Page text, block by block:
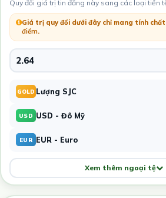
Quy đổi giá trị tin đăng này sang các loại tiền
Giá trị quy đổi dưới đây chỉ mang tính chất
điểm.
GOLD Lượng SJC
USD USD - Đô Mỹ
EUR EUR - Euro
Xem thêm ngoại tệ